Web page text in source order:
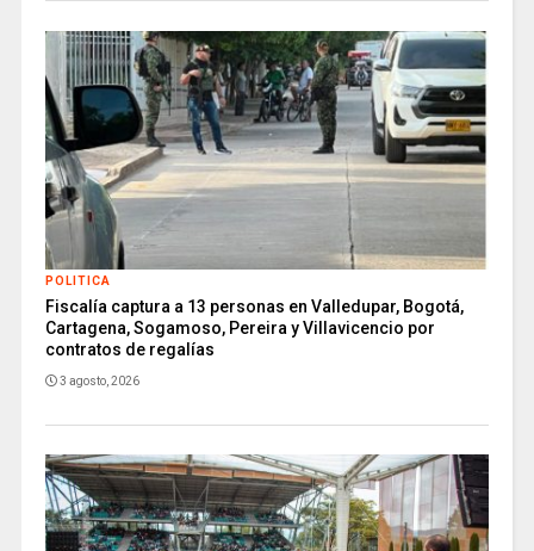
POLITICA
Fiscalía captura a 13 personas en Valledupar, Bogotá,
Cartagena, Sogamoso, Pereira y Villavicencio por
contratos de regalías
3 agosto, 2026